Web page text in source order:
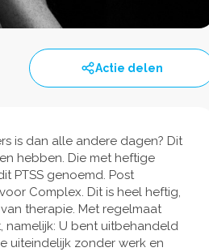
Actie delen
is dan alle andere dagen? Dit
hebben. Die met heftige
PTSS genoemd. Post
Complex. Dit is heel heftig,
therapie. Met regelmaat
U bent uitbehandeld
uiteindelijk zonder werk en